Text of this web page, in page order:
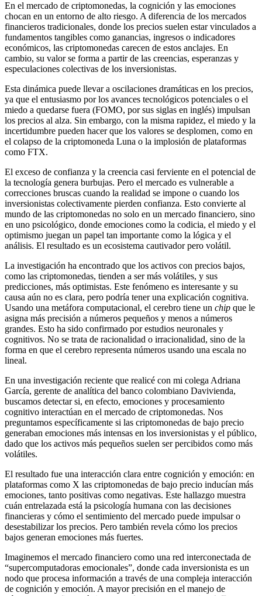
En el mercado de criptomonedas, la cognición y las emociones
chocan en un entorno de alto riesgo. A diferencia de los mercados
financieros tradicionales, donde los precios suelen estar vinculados a
fundamentos tangibles como ganancias, ingresos o indicadores
económicos, las criptomonedas carecen de estos anclajes. En
cambio, su valor se forma a partir de las creencias, esperanzas y
especulaciones colectivas de los inversionistas.
Esta dinámica puede llevar a oscilaciones dramáticas en los precios,
ya que el entusiasmo por los avances tecnológicos potenciales o el
miedo a quedarse fuera (FOMO, por sus siglas en inglés) impulsan
los precios al alza. Sin embargo, con la misma rapidez, el miedo y la
incertidumbre pueden hacer que los valores se desplomen, como en
el colapso de la criptomoneda Luna o la implosión de plataformas
como FTX.
El exceso de confianza y la creencia casi ferviente en el potencial de
la tecnología genera burbujas. Pero el mercado es vulnerable a
correcciones bruscas cuando la realidad se impone o cuando los
inversionistas colectivamente pierden confianza. Esto convierte al
mundo de las criptomonedas no solo en un mercado financiero, sino
en uno psicológico, donde emociones como la codicia, el miedo y el
optimismo juegan un papel tan importante como la lógica y el
análisis. El resultado es un ecosistema cautivador pero volátil.
La investigación ha encontrado que los activos con precios bajos,
como las criptomonedas, tienden a ser más volátiles, y sus
predicciones, más optimistas. Este fenómeno es interesante y su
causa aún no es clara, pero podría tener una explicación cognitiva.
Usando una metáfora computacional, el cerebro tiene un chip que le
asigna más precisión a números pequeños y menos a números
grandes. Esto ha sido confirmado por estudios neuronales y
cognitivos. No se trata de racionalidad o irracionalidad, sino de la
forma en que el cerebro representa números usando una escala no
lineal.
En una investigación reciente que realicé con mi colega Adriana
García, gerente de analítica del banco colombiano Davivienda,
buscamos detectar si, en efecto, emociones y procesamiento
cognitivo interactúan en el mercado de criptomonedas. Nos
preguntamos específicamente si las criptomonedas de bajo precio
generaban emociones más intensas en los inversionistas y el público,
dado que los activos más pequeños suelen ser percibidos como más
volátiles.
El resultado fue una interacción clara entre cognición y emoción: en
plataformas como X las criptomonedas de bajo precio inducían más
emociones, tanto positivas como negativas. Este hallazgo muestra
cuán entrelazada está la psicología humana con las decisiones
financieras y cómo el sentimiento del mercado puede impulsar o
desestabilizar los precios. Pero también revela cómo los precios
bajos generan emociones más fuertes.
Imaginemos el mercado financiero como una red interconectada de
“supercomputadoras emocionales”, donde cada inversionista es un
nodo que procesa información a través de una compleja interacción
de cognición y emoción. A mayor precisión en el manejo de